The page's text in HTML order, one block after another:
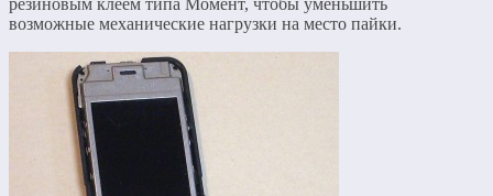
возможные механические нагрузки на место пайки.